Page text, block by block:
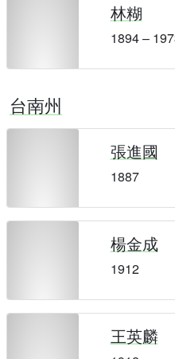
林糊
1894 –
台南州
張進國
1887
楊金成
1912
王英麟